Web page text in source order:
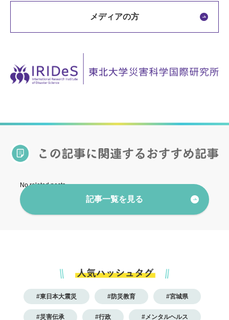
メディアの方
No related posts.
記事一覧を見る
#東日本大震災 #防災教育 #宮城県
#災害伝承 #行政 #メンタルヘルス